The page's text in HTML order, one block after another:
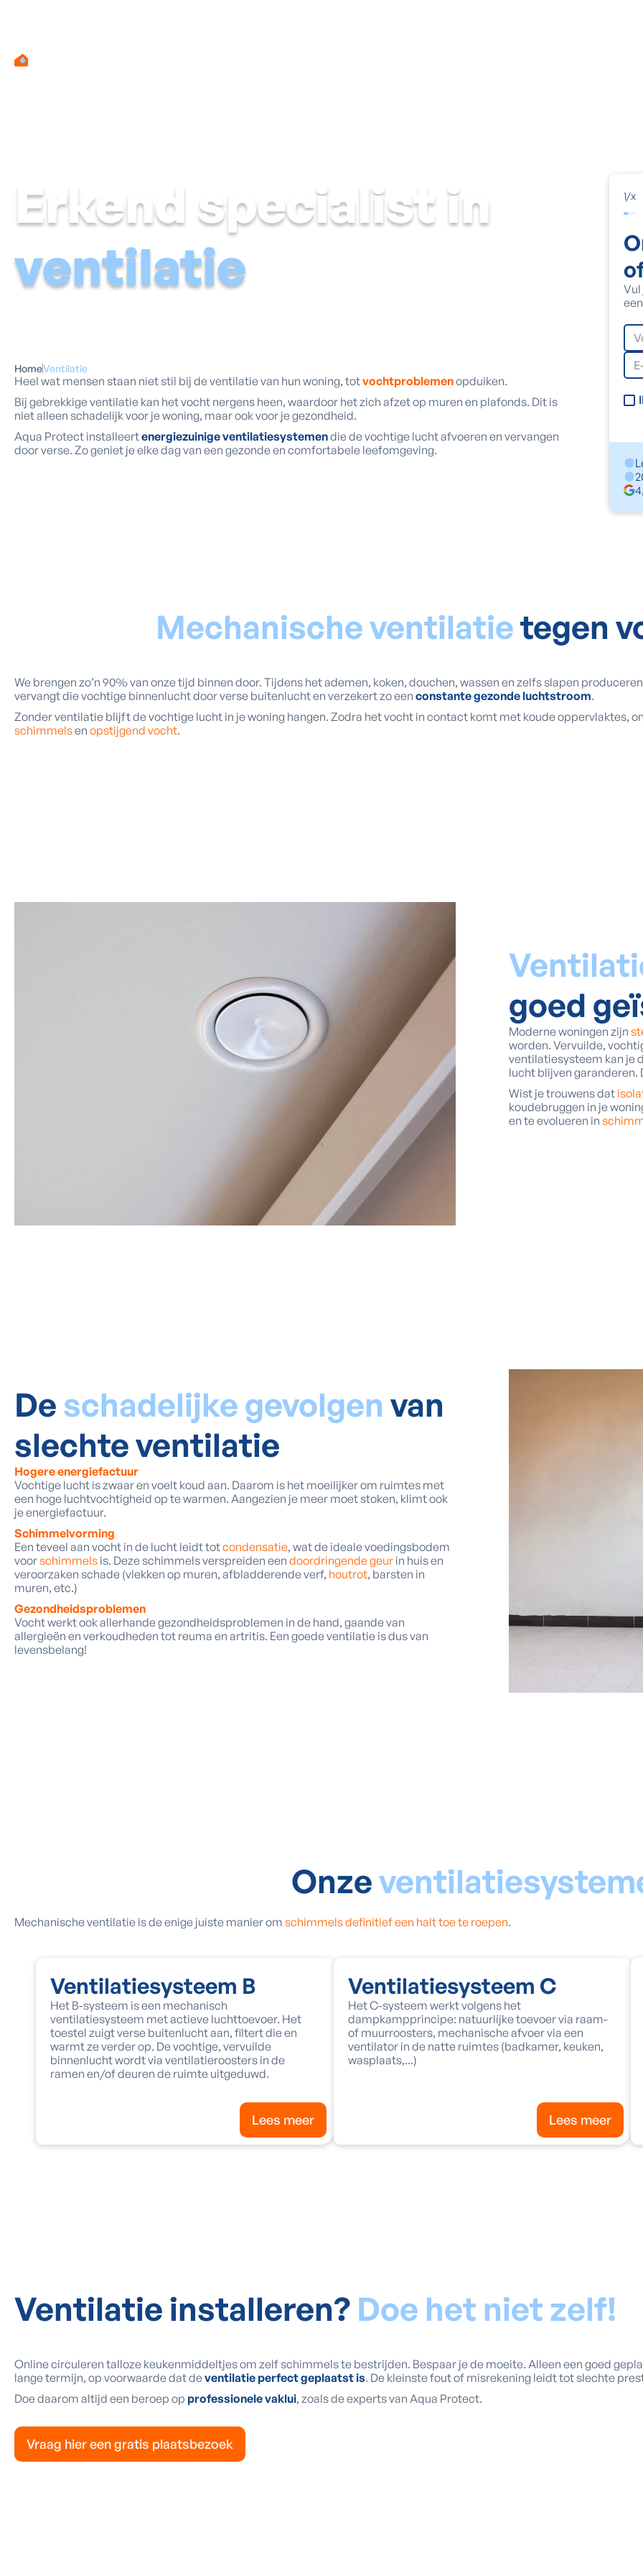
Erkend specialist in
ventilatie
1/x
Vul
HomeVentilatie
Heel wat mensen staan niet stil bij de ventilatie van hun woning, totvochtproblemenopduiken.
Bij gebrekkige ventilatie kan het vocht nergens heen, waardoor het zich afzet op muren en plafonds. Dit is
niet alleen schadelijk voor je woning, maar ook voor je gezondheid.
Aqua Protect installeertenergiezuinige ventilatiesystemendie de vochtige lucht afvoeren en vervangen
door verse. Zo geniet je elke dag van een gezonde en comfortabele leefomgeving.
Mechanische ventilatietegen
We brengen zo’n 90% van onze tijd binnen door. Tijdens het ademen, koken, douchen, wassen en zelfs slapen
vervangt die vochtige binnenlucht door verse buitenlucht en verzekert zo een constante gezonde luchtstroom.
Zonder ventilatie blijft de vochtige lucht in je woning hangen. Zodra het vocht in contact komt met koude oppervlaktes,
schimmelsen opstijgend vocht.
goed
Moderne woningen zijn
worden. Vervuilde,
ventilatiesysteem kan je
lucht blijven garanderen.
Wist je trouwens dat
koudebruggen in je
en te evolueren in
Deschadelijke gevolgen van
slechte ventilatie
Hogere energiefactuur
Vochtige lucht is zwaar en voelt koud aan. Daarom is het moeilijker om ruimtes met
een hoge luchtvochtigheid op te warmen. Aangezien je meer moet stoken, klimt ook
je energiefactuur.
Schimmelvorming
Een teveel aan vocht in de lucht leidt totcondensatie, wat de ideale voedingsbodem
voorschimmels is. Deze schimmels verspreiden een doordringende geur in huis en
veroorzaken schade (vlekken op muren, afbladderende verf, houtrot, barsten in
muren, etc.)
Gezondheidsproblemen
Vocht werkt ook allerhande gezondheidsproblemen in de hand, gaande van
allergieën en verkoudheden tot reuma en artritis. Een goede ventilatie is dus van
levensbelang!
Onze
Mechanische ventilatie is de enige juiste manier om schimmels definitief een halt toe te roepen.
Ventilatiesysteem B
Het B-systeem is een mechanisch
ventilatiesysteem met actieve luchttoevoer. Het
toestel zuigt verse buitenlucht aan, filtert die en
warmt ze verder op. De vochtige, vervuilde
binnenlucht wordt via ventilatieroosters in de
ramen en/of deuren de ruimte uitgeduwd.
Lees meer
Ventilatiesysteem C
Het C-systeem werkt volgens het
dampkampprincipe: natuurlijke toevoer via raam-
of muurroosters, mechanische afvoer via een
ventilator in de natte ruimtes (badkamer, keuken,
wasplaats,...)
Lees meer
Ventilatie installeren? Doe het niet zelf!
Online circuleren talloze keukenmiddeltjes om zelf schimmels te bestrijden. Bespaar je de moeite. Alleen een goed
lange termijn, op voorwaarde dat deventilatie perfect geplaatst is. De kleinste fout of misrekening leidt tot slechte
Doe daarom altijd een beroep op professionele vaklui, zoals de experts van Aqua Protect.
Vraag hier een gratis plaatsbezoek